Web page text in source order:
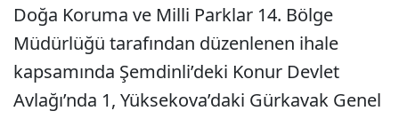
Doğa Koruma ve Milli Parklar 14. Bölge
Müdürlüğü tarafından düzenlenen ihale
kapsamında Şemdinli’deki Konur Devlet
Avlağı’nda 1, Yüksekova’daki Gürkavak Genel